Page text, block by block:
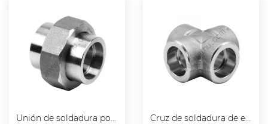
Unión de soldadura por enchufe Cruz de soldadura de enchufe